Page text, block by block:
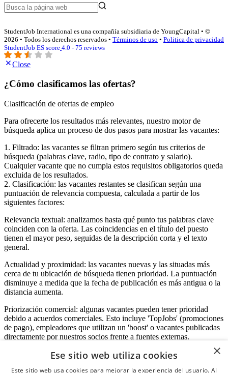
StudentJob International es una compañía subsidiaria de YoungCapital • ©
2026 • Todos los derechos reservados • Términos de uso • Politica de privacidad
StudentJob ES score 4.0 - 75 reviews
Close
¿Cómo clasificamos las ofertas?
Clasificación de ofertas de empleo
Para ofrecerte los resultados más relevantes, nuestro motor de
búsqueda aplica un proceso de dos pasos para mostrar las vacantes:
1. Filtrado: las vacantes se filtran primero según tus criterios de
búsqueda (palabras clave, radio, tipo de contrato y salario).
Cualquier vacante que no cumpla estos requisitos obligatorios queda
excluida de los resultados.
2. Clasificación: las vacantes restantes se clasifican según una
puntuación de relevancia compuesta, calculada a partir de los
siguientes factores:
Relevancia textual: analizamos hasta qué punto tus palabras clave
coinciden con la oferta. Las coincidencias en el título del puesto
tienen el mayor peso, seguidas de la descripción corta y el texto
general.
Actualidad y proximidad: las vacantes nuevas y las situadas más
cerca de tu ubicación de búsqueda tienen prioridad. La puntuación
disminuye a medida que la fecha de publicación es más antigua o la
distancia aumenta.
Priorización comercial: algunas vacantes pueden tener prioridad
debido a acuerdos comerciales. Esto incluye 'TopJobs' (promociones
de pago), empleadores que utilizan un 'boost' o vacantes publicadas
directamente por nuestros socios frente a fuentes externas.
×
Ese sitio web utiliza cookies
Este sitio web usa cookies para mejorar la experiencia del usuario. Al